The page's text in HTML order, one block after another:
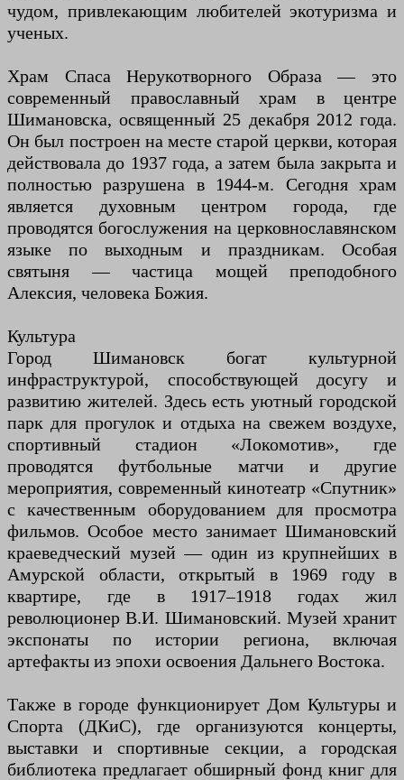
чудом, привлекающим любителей экотуризма и
ученых.
Храм Спаса Нерукотворного Образа — это
современный православный храм в центре
Шимановска, освященный 25 декабря 2012 года.
Он был построен на месте старой церкви, которая
действовала до 1937 года, а затем была закрыта и
полностью разрушена в 1944-м. Сегодня храм
является духовным центром города, где
проводятся богослужения на церковнославянском
языке по выходным и праздникам. Особая
святыня — частица мощей преподобного
Алексия, человека Божия.
Культура
Город Шимановск богат культурной
инфраструктурой, способствующей досугу и
развитию жителей. Здесь есть уютный городской
парк для прогулок и отдыха на свежем воздухе,
спортивный стадион «Локомотив», где
проводятся футбольные матчи и другие
мероприятия, современный кинотеатр «Спутник»
с качественным оборудованием для просмотра
фильмов. Особое место занимает Шимановский
краеведческий музей — один из крупнейших в
Амурской области, открытый в 1969 году в
квартире, где в 1917–1918 годах жил
революционер В.И. Шимановский. Музей хранит
экспонаты по истории региона, включая
артефакты из эпохи освоения Дальнего Востока.
Также в городе функционирует Дом Культуры и
Спорта (ДКиС), где организуются концерты,
выставки и спортивные секции, а городская
библиотека предлагает обширный фонд книг для